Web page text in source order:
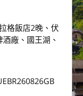
格飯店2晚、伏
廠、國王湖、